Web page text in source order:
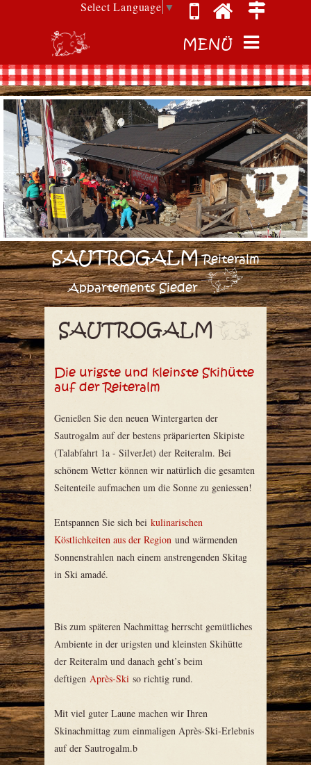
Select Language ▼
MENÜ
SAUTROGALMReiteralm
Appartements Sieder
SAUTROGALM
Die urigste und kleinste Skihütte
auf der Reiteralm
Genießen Sie den neuen Wintergarten der
Sautrogalm auf der bestens präparierten Skipiste
(Talabfahrt 1a - SilverJet) der Reiteralm. Bei
schönem Wetter können wir natürlich die gesamten
Seitenteile aufmachen um die Sonne zu geniessen!
Entspannen Sie sich bei kulinarischen
Köstlichkeiten aus der Region und wärmenden
Sonnenstrahlen nach einem anstrengenden Skitag
in Ski amadé.
Bis zum späteren Nachmittag herrscht gemütliches
Ambiente in der urigsten und kleinsten Skihütte
der Reiteralm und danach geht’s beim
deftigen Après-Ski so richtig rund.
Mit viel guter Laune machen wir Ihren
Skinachmittag zum einmaligen Après-Ski-Erlebnis
auf der Sautrogalm.b